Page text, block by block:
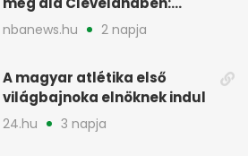
pénzügyi okok
nbanews.hu 2 napja
A magyar atlétika első
világbajnoka elnöknek indul
24.hu 3 napja